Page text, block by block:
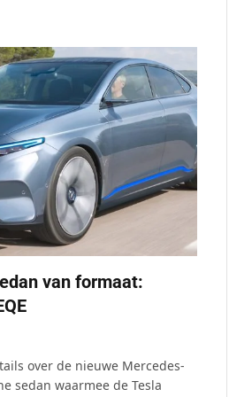
van formaat:
over de nieuwe Mercedes-
sedan waarmee de Tesla